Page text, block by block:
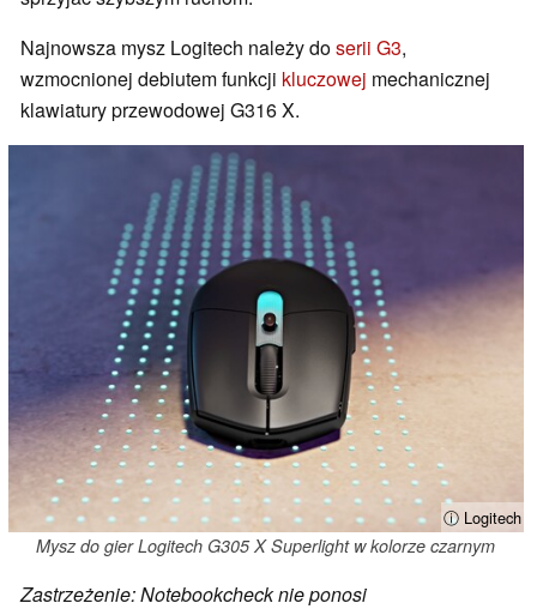
Najnowsza mysz Logitech należy doserii G3,
wzmocnionej debiutem funkcji kluczowej mechanicznej
klawiatury przewodowej G316 X.
ⓘ Logitech
Mysz do gier Logitech G305 X Superlight w kolorze czarnym
Zastrzeżenie: Notebookcheck nie ponosi